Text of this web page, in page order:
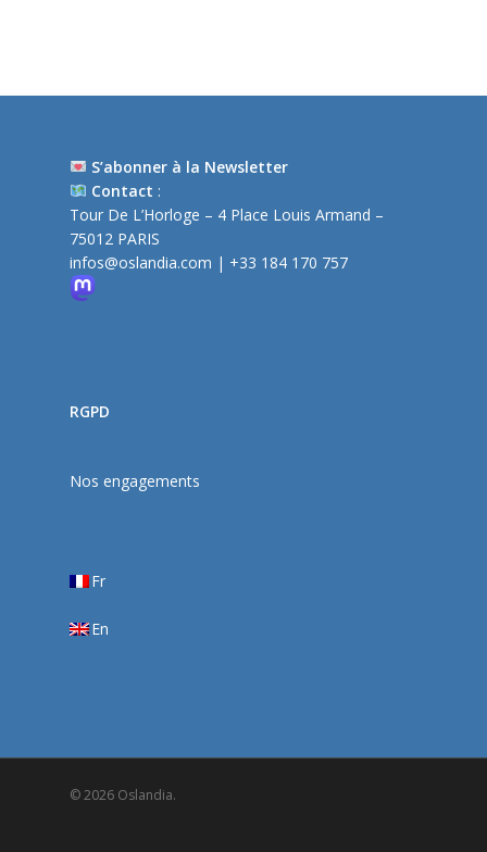
S’abonner à la Newsletter
Contact :
Tour De L’Horloge – 4 Place Louis Armand –
75012 PARIS
infos@oslandia.com | +33 184 170 757
RGPD
Nos engagements
Fr
En
© 2026 Oslandia.